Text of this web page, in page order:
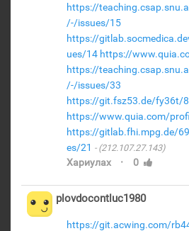
https://
/-/issues/15
https://
ues/14 https://
https://
/-/issues/33
https://git.fsz53.de/fy36t/
https://www.quia.com/
https://gitlab.fhi.mpg.de/
es/21
(212.107.27.143)
Хариулах · 0
plovdocontluc1980
https://git.acwing.com/